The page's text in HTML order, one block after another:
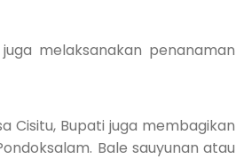
melaksanakan penanaman
Cisitu, Bupati juga membagikan
Bale sauyunan atau